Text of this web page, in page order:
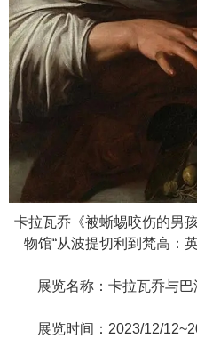
卡拉瓦乔《被蜥蜴咬伤的男
物馆“从波提切利到梵高：
展览名称：卡拉瓦乔与巴
展览时间：2023/12/